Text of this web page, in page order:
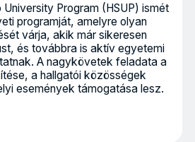
University Program (HSUP) ismét
programját, amelyre olyan
várja, akik már sikeresen
és továbbra is aktív egyetemi
A nagykövetek feladata a
a hallgatói közösségek
események támogatása lesz.